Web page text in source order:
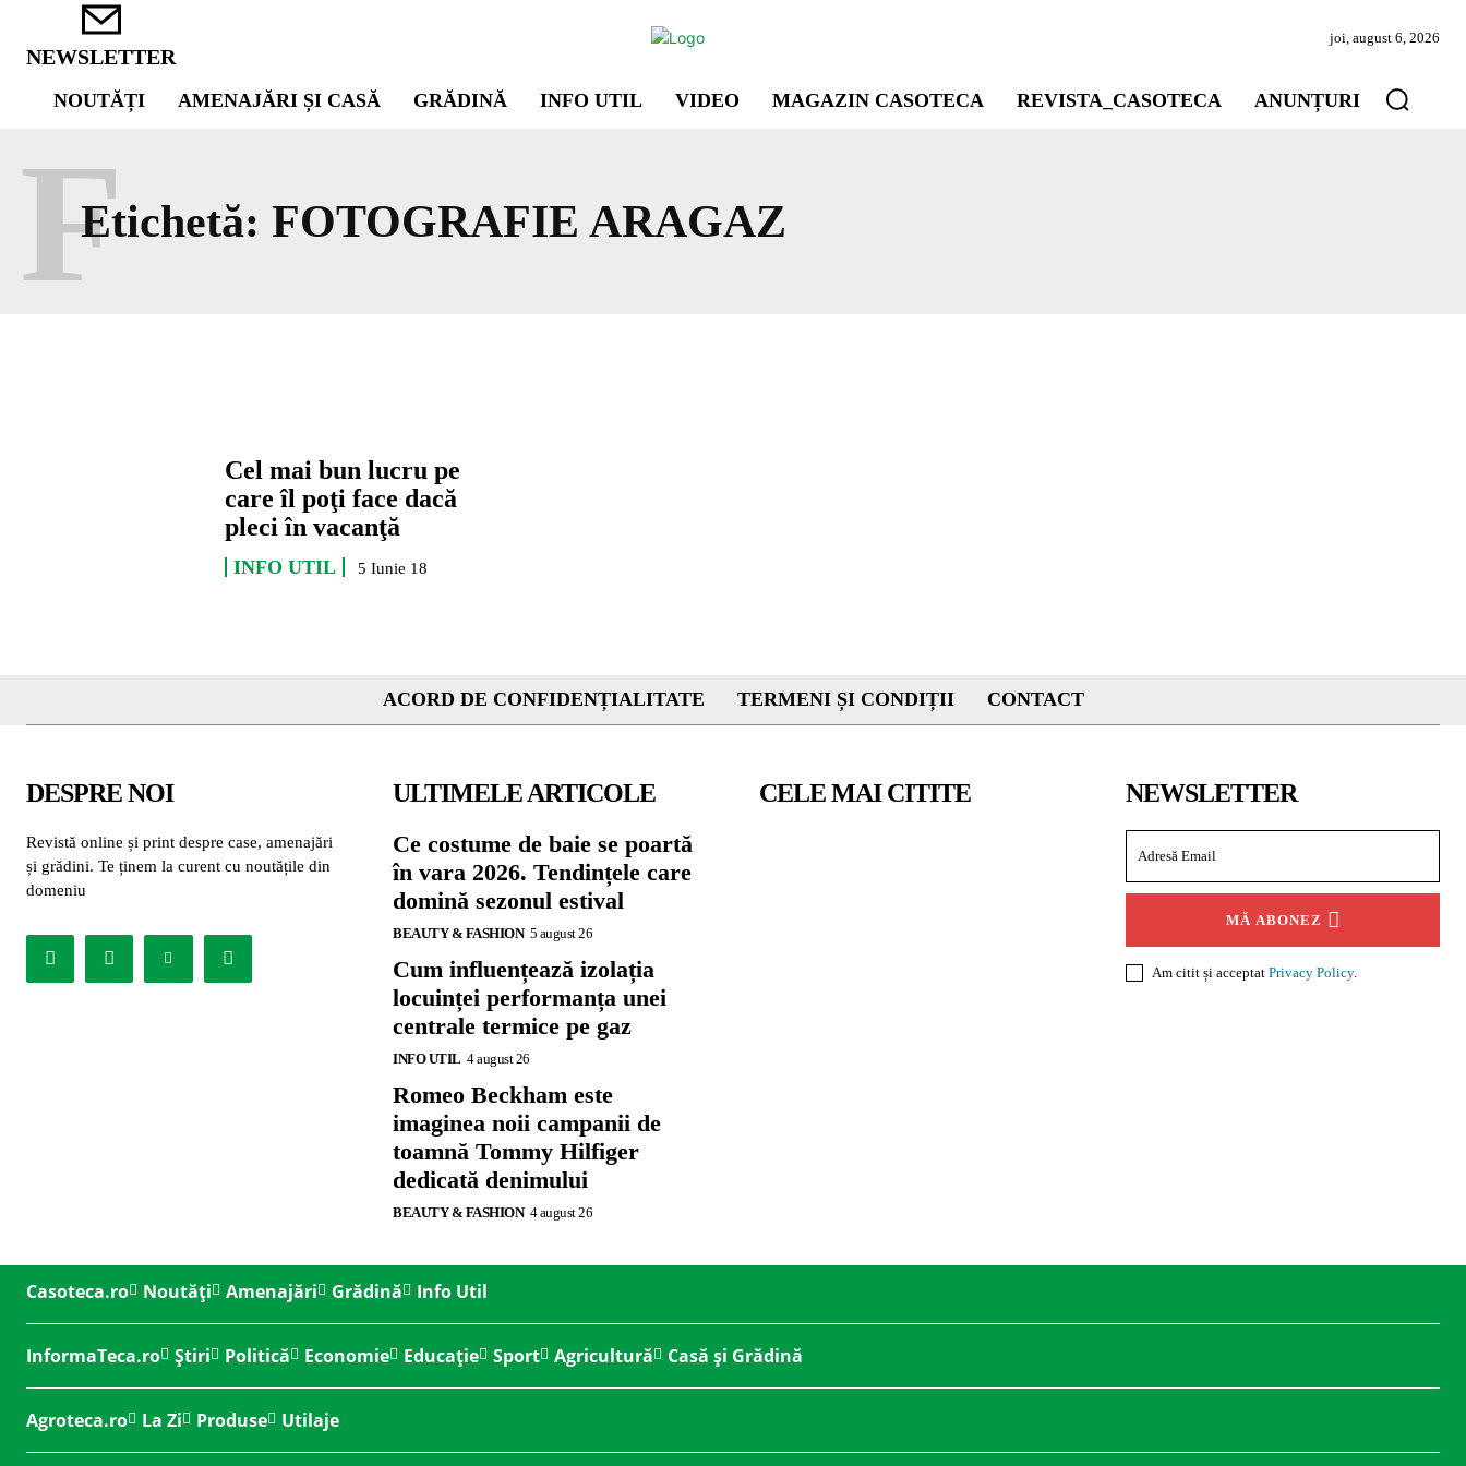
NEWSLETTER
joi, august 6, 2026
NOUTĂȚI AMENAJĂRI ȘI CASĂ GRĂDINĂ INFO UTIL VIDEO MAGAZIN CASOTECA REVISTA_CASOTECA ANUNȚURI
Etichetă: FOTOGRAFIE ARAGAZ
F
Cel mai bun lucru pe
care îl poţi face dacă
pleci în vacanţă
INFO UTIL 5 Iunie 18
ACORD DE CONFIDENȚIALITATE TERMENI ȘI CONDIȚII CONTACT
DESPRE NOI
Revistă online și print despre case, amenajări
și grădini. Te ținem la curent cu noutățile din
domeniu
ULTIMELE ARTICOLE
Ce costume de baie se poartă
în vara 2026. Tendințele care
domină sezonul estival
BEAUTY & FASHION 5 august 26
Cum influențează izolația
locuinței performanța unei
centrale termice pe gaz
INFO UTIL 4 august 26
Romeo Beckham este
imaginea noii campanii de
toamnă Tommy Hilfiger
dedicată denimului
BEAUTY & FASHION 4 august 26
CELE MAI CITITE NEWSLETTER
MĂ ABONEZ
Am citit și acceptat Privacy Policy.
Casoteca.ro Noutăți Amenajări Grădină Info Util
InformaTeca.ro Știri Politică Economie Educație Sport Agricultură Casă și Grădină
Agroteca.ro La Zi Produse Utilaje